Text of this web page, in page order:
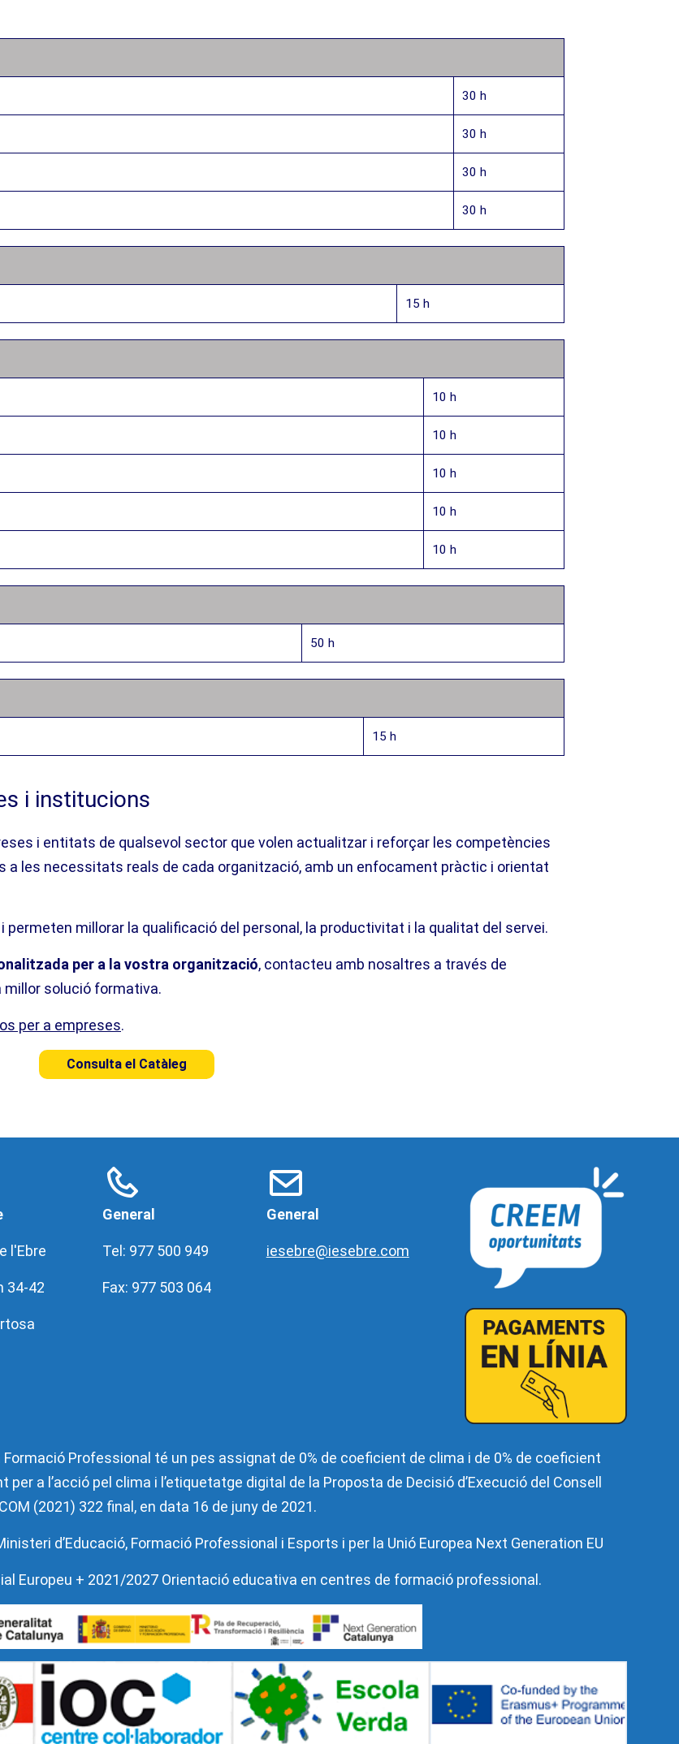
30 h
30 h
30 h
30 h
15 h
10 h
10 h
10 h
10 h
10 h
50 h
15 h
i institucions
i entitats de qualsevol sector que volen actualitzar i reforçar les competències
a les necessitats reals de cada organització, amb un enfocament pràctic i orientat
i permeten millorar la qualificació del personal, la productivitat i la qualitat del servei.
per a la vostra organització, contacteu amb nosaltres a través de
millor solució formativa.
per a empreses.
Consulta el Catàleg
l'Ebre
34-42
General
Tel: 977 500 949
Fax: 977 503 064
General
iesebre@iesebre.com
Professional té un pes assignat de 0% de coeficient de clima i de 0% de coeficient
a l’acció pel clima i l’etiquetatge digital de la Proposta de Decisió d’Execució del Consell
(2021) 322 final, en data 16 de juny de 2021.
d’Educació, Formació Professional i Esports i per la Unió Europea Next Generation EU
Europeu + 2021/2027 Orientació educativa en centres de formació professional.